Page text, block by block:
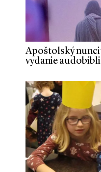
Apoštolský
vydanie